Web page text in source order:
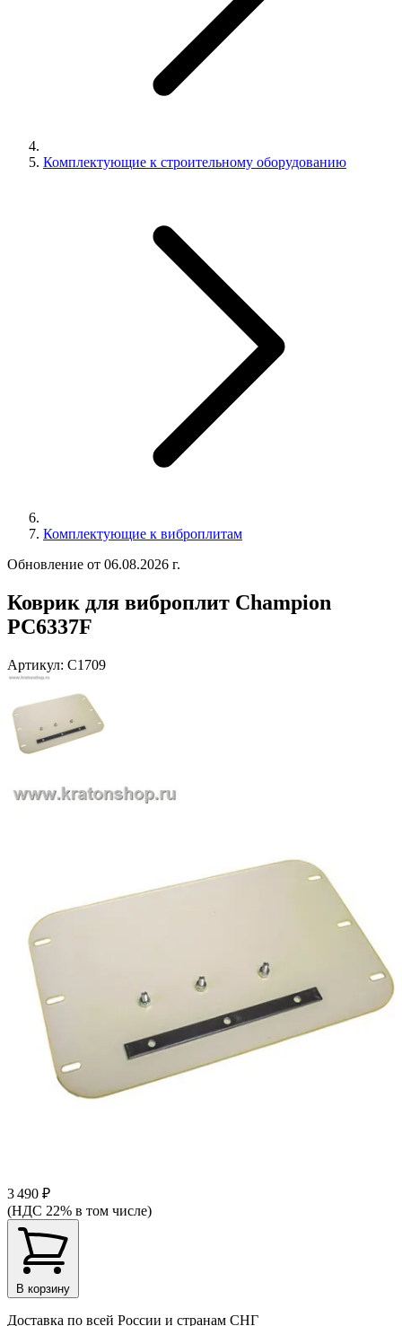
Комплектующие к строительному оборудованию
Комплектующие к виброплитам
Обновление от 06.08.2026 г.
Коврик для виброплит Champion
PC6337F
Артикул: C1709
3 490 ₽
(НДС 22% в том числе)
В корзину
Доставка по всей России и странам СНГ